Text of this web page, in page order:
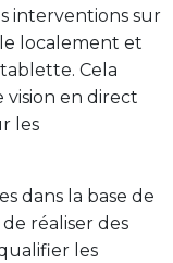
interventions sur
localement et
Cela
vision en direct
les
dans la base de
réaliser des
les